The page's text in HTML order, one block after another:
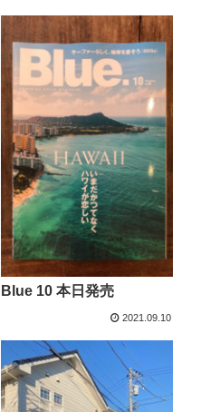
Blue 10 本日発売
2021.09.10